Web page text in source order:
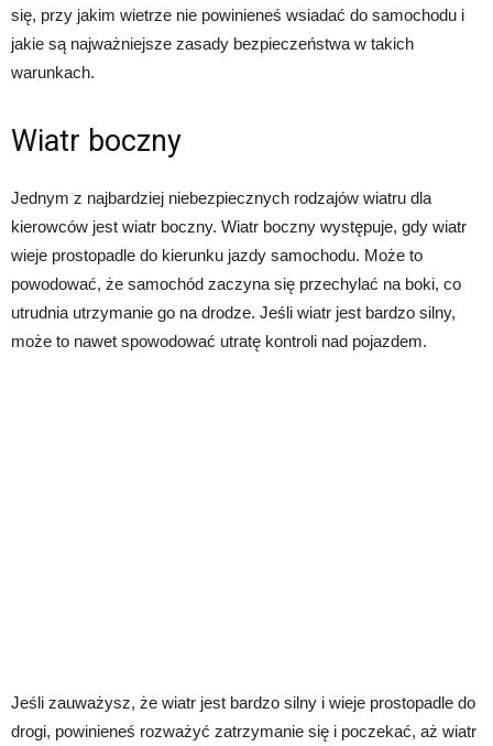
się, przy jakim wietrze nie powinieneś wsiadać do samochodu i
jakie są najważniejsze zasady bezpieczeństwa w takich
warunkach.
Wiatr boczny
Jednym z najbardziej niebezpiecznych rodzajów wiatru dla
kierowców jest wiatr boczny. Wiatr boczny występuje, gdy wiatr
wieje prostopadle do kierunku jazdy samochodu. Może to
powodować, że samochód zaczyna się przechylać na boki, co
utrudnia utrzymanie go na drodze. Jeśli wiatr jest bardzo silny,
może to nawet spowodować utratę kontroli nad pojazdem.
Jeśli zauważysz, że wiatr jest bardzo silny i wieje prostopadle do
drogi, powinieneś rozważyć zatrzymanie się i poczekać, aż wiatr